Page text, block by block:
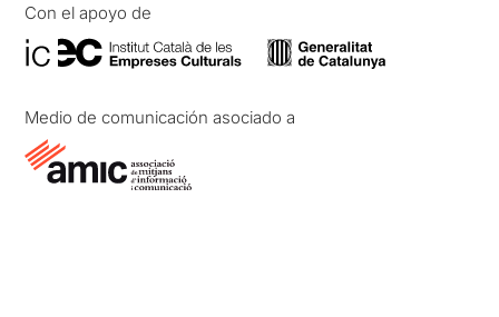
Con el apoyo de
Medio de comunicación asociado a